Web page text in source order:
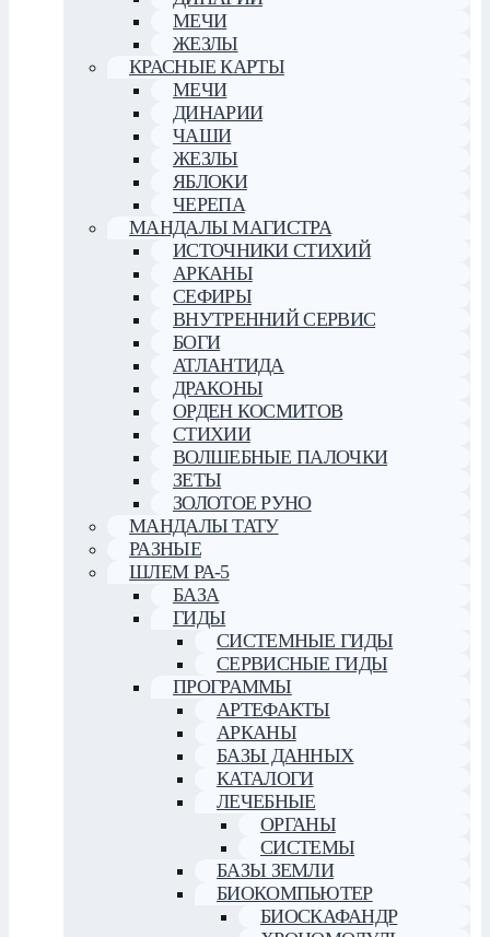
МЕЧИ
ЖЕЗЛЫ
КРАСНЫЕ КАРТЫ
МЕЧИ
ДИНАРИИ
ЧАШИ
ЖЕЗЛЫ
ЯБЛОКИ
ЧЕРЕПА
МАНДАЛЫ МАГИСТРА
ИСТОЧНИКИ СТИХИЙ
АРКАНЫ
СЕФИРЫ
ВНУТРЕННИЙ СЕРВИС
БОГИ
АТЛАНТИДА
ДРАКОНЫ
ОРДЕН КОСМИТОВ
СТИХИИ
ВОЛШЕБНЫЕ ПАЛОЧКИ
ЗЕТЫ
ЗОЛОТОЕ РУНО
МАНДАЛЫ ТАТУ
РАЗНЫЕ
ШЛЕМ РА-5
БАЗА
ГИДЫ
СИСТЕМНЫЕ ГИДЫ
СЕРВИСНЫЕ ГИДЫ
ПРОГРАММЫ
АРТЕФАКТЫ
АРКАНЫ
БАЗЫ ДАННЫХ
КАТАЛОГИ
ЛЕЧЕБНЫЕ
ОРГАНЫ
СИСТЕМЫ
БАЗЫ ЗЕМЛИ
БИОКОМПЬЮТЕР
БИОСКАФАНДР